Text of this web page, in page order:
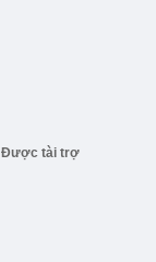
Được tài trợ